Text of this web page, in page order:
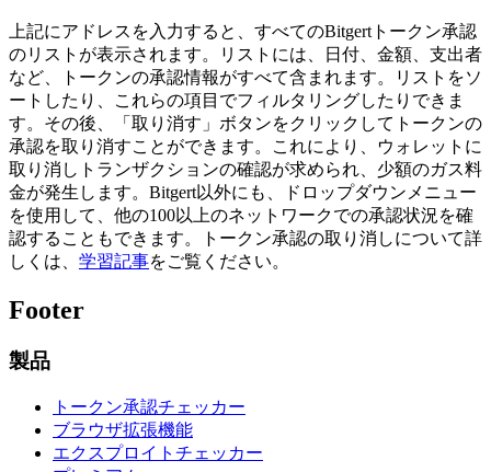
上記にアドレスを入力すると、すべてのBitgertトークン承認
のリストが表示されます。リストには、日付、金額、支出者
など、トークンの承認情報がすべて含まれます。リストをソ
ートしたり、これらの項目でフィルタリングしたりできま
す。その後、「取り消す」ボタンをクリックしてトークンの
承認を取り消すことができます。これにより、ウォレットに
取り消しトランザクションの確認が求められ、少額のガス料
金が発生します。Bitgert以外にも、ドロップダウンメニュー
を使用して、他の100以上のネットワークでの承認状況を確
認することもできます。トークン承認の取り消しについて詳
しくは、 学習記事をご覧ください。
Footer
製品
トークン承認チェッカー
ブラウザ拡張機能
エクスプロイトチェッカー